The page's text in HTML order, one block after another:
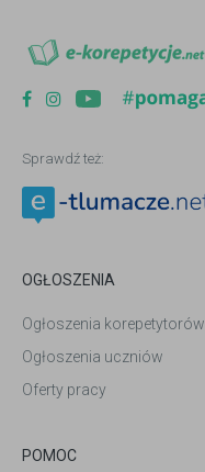
Sprawdź też:
OGŁOSZENIA
Ogłoszenia korepetytorów
Ogłoszenia uczniów
Oferty pracy
POMOC